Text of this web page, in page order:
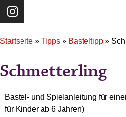
Startseite » Tipps » Basteltipp »
Schmetterling
Bastel- und Spielanleitung für
für Kinder ab 6 Jahren)